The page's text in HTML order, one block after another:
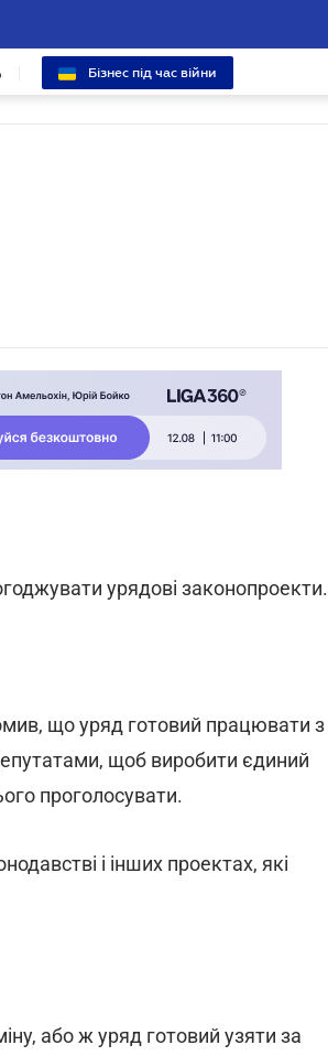
Бізнес під час війни
урядові законопроекти.
що уряд готовий працювати з
щоб виробити єдиний
проголосувати.
і інших проектах, які
або ж уряд готовий узяти за